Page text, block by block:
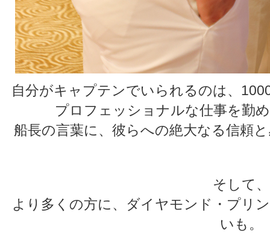
自分がキャプテンでいられるのは、
プロフェッショナルな仕事を勤
船長の言葉に、彼らへの絶大なる信頼
そして、
より多くの方に、ダイヤモンド・プリ
いも。